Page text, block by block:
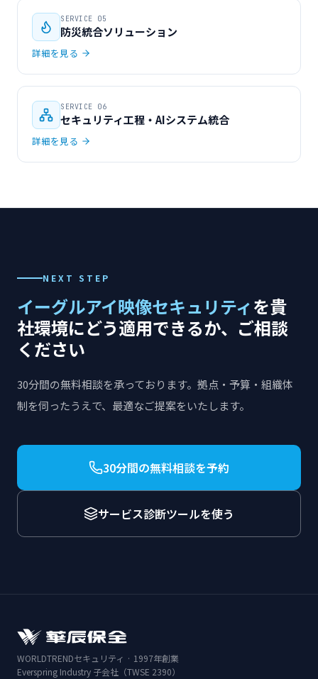
SERVICE 05
防災統合ソリューション
詳細を見る
SERVICE 06
セキュリティ工程・AIシステム統合
詳細を見る
NEXT STEP
イーグルアイ映像セキュリティを貴
社環境にどう適用できるか、ご相談
ください
30分間の無料相談を承っております。拠点・予算・組織体
制を伺ったうえで、最適なご提案をいたします。
30分間の無料相談を予約
サービス診断ツールを使う
WORLDTRENDセキュリティ · 1997年創業
Everspring Industry 子会社（TWSE 2390）